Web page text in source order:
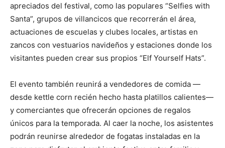
apreciados del festival, como las populares “Selfies with
Santa”, grupos de villancicos que recorrerán el área,
actuaciones de escuelas y clubes locales, artistas en
zancos con vestuarios navideños y estaciones donde los
visitantes pueden crear sus propios “Elf Yourself Hats”.
El evento también reunirá a vendedores de comida —
desde kettle corn recién hecho hasta platillos calientes—
y comerciantes que ofrecerán opciones de regalos
únicos para la temporada. Al caer la noche, los asistentes
podrán reunirse alrededor de fogatas instaladas en la